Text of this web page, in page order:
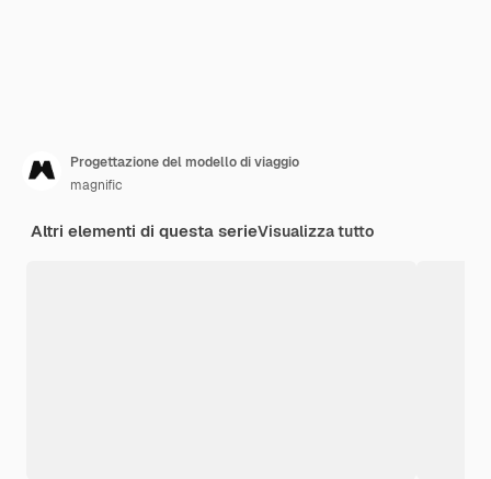
Progettazione del modello di viaggio
magnific
Altri elementi di questa serieVisualizza tutto